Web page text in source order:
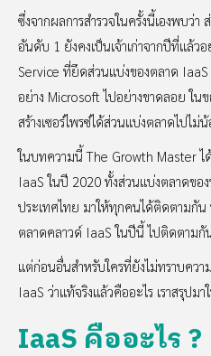
ซึ่งจากผลการสำรวจในครั้งนี้เองพบว่
อันดับ 1 ยังคงเป็นเจ้าเก่าจากปีที่แล้ว
Service ที่ยึดส่วนแบ่งของตลาด
อย่าง Microsoft ไปอย่างขาดลอย ใ
สร้างเซอร์ไพรซ์ได้ส่วนแบ่งตลาดไปไม่
ในบทความนี้ The Growth Master ไ
IaaS ในปี 2020 ทั้งส่วนแบ่งตลาดขอ
ประเทศไทย มาให้ทุกคนได้ติดตามกั
ตลาดคลาวด์ IaaS ในปีนี้ ไปติดตามกั
แต่ก่อนอื่นสำหรับใครที่ยังไม่ทราบคว
IaaS ว่าแท้จริงแล้วคืออะไร เราสรุปม
IaaS คืออะไร ?